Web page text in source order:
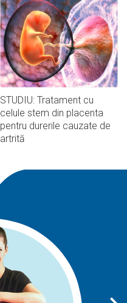
STUDIU: Tratament cu
celule stem din placenta
pentru durerile cauzate de
artrită